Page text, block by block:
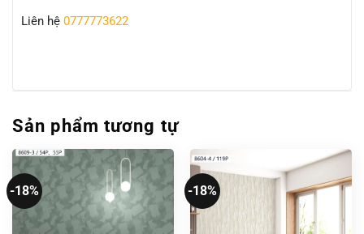
Liên hệ 0777773622
Sản phẩm tương tự
-18% -18%